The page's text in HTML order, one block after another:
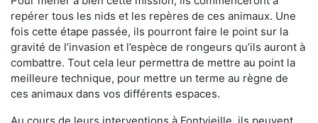
repérer tous les nids et les repères de ces animaux. Une
fois cette étape passée, ils pourront faire le point sur la
gravité de l’invasion et l’espèce de rongeurs qu’ils auront à
combattre. Tout cela leur permettra de mettre au point la
meilleure technique, pour mettre un terme au règne de
ces animaux dans vos différents espaces.
Au cours de leurs interventions à Fontvieille, ils peuvent